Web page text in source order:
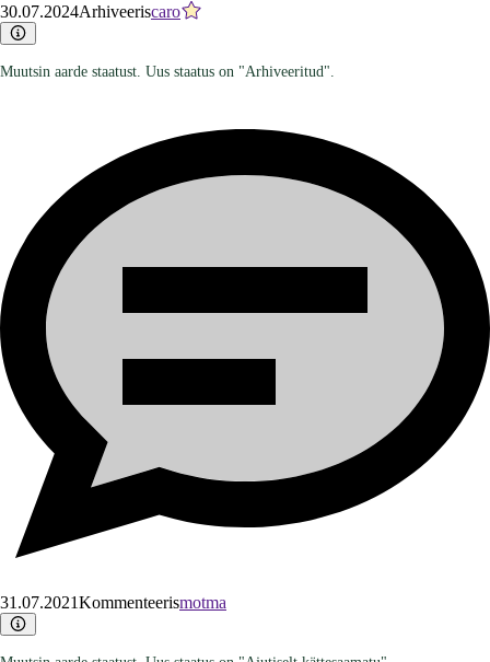
30.07.2024Arhiveeriscaro
Muutsin aarde staatust. Uus staatus on "Arhiveeritud".
31.07.2021Kommenteerismotma